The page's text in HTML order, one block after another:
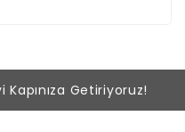
Getiriyoruz!